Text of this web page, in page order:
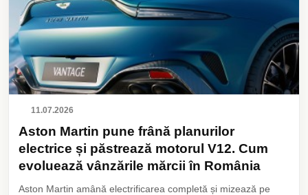
11.07.2026
Aston Martin pune frână planurilor
electrice și păstrează motorul V12. Cum
evoluează vânzările mărcii în România
Aston Martin amână electrificarea completă și mizează pe